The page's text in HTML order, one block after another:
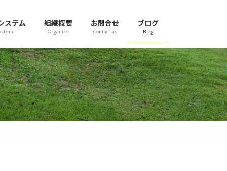
ステム 組織概要
Organize
お問合せ
Contact us
ブログ
Biog